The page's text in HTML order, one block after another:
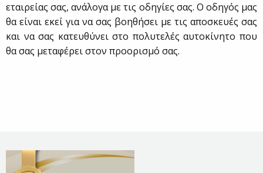
εταιρείας σας, ανάλογα με τις οδηγίες σας. Ο οδηγός μας
θα είναι εκεί για να σας βοηθήσει με τις αποσκευές σας
και να σας κατευθύνει στο πολυτελές αυτοκίνητο που
θα σας μεταφέρει στον προορισμό σας.